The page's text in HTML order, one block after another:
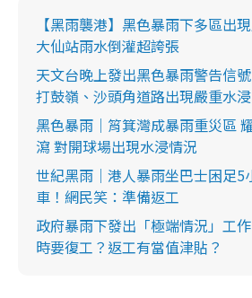
【黑雨襲港】黑色暴雨下多區出
大仙站雨水倒灌超誇張
天文台晚上發出黑色暴雨警告信
打鼓嶺、沙頭角道路出現嚴重水浸
黑色暴雨｜筲箕灣成暴雨重災區
瀉 對開球場出現水浸情況
世紀黑雨｜港人暴雨坐巴士困足5
車！網民笑：準備返工
政府暴雨下發出「極端情況」工
時要復工？返工有當值津貼？